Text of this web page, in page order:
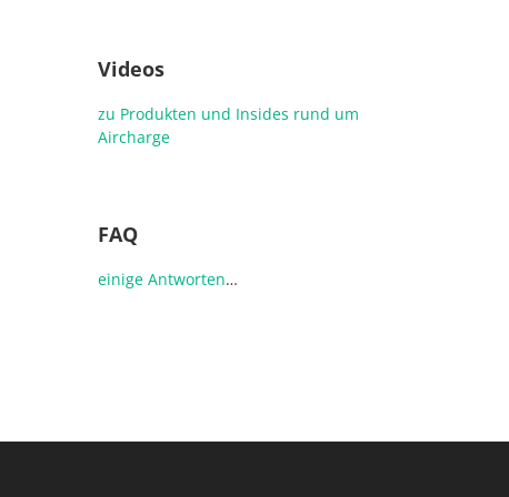
Videos
zu Produkten und Insides rund um
Aircharge
FAQ
einige Antworten…